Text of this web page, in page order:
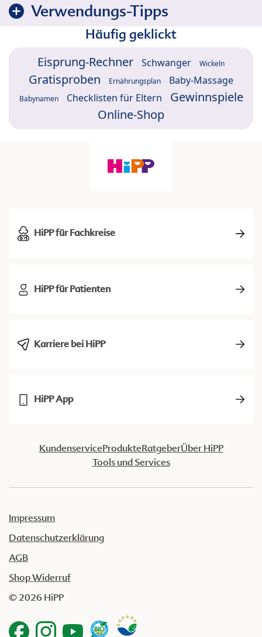
Verwendungs-Tipps
Häufig geklickt
Eisprung-Rechner Schwanger Wickeln
Gratisproben Ernährungsplan Baby-Massage
Babynamen Checklisten für Eltern
Gewinnspiele
Online-Shop
HiPP für Fachkreise
HiPP für Patienten
Karriere bei HiPP
HiPP App
KundenserviceProdukteRatgeberÜber HiPP
Tools und Services
Impressum
Datenschutzerklärung
AGB
Shop Widerruf
© 2026 HiPP